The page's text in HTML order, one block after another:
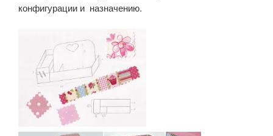
конфигурации и назначению.